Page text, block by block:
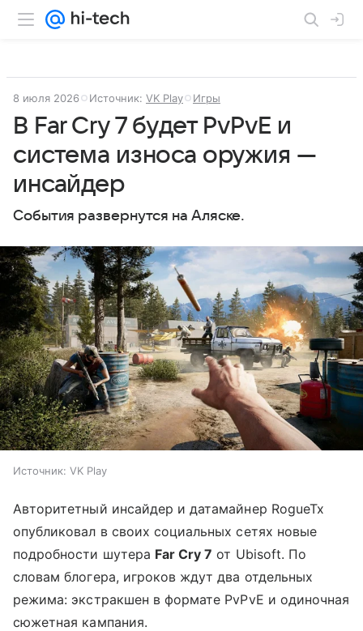
8 июля 2026 Источник: VK Play Игры
В Far Cry 7 будет PvPvE и
система износа оружия —
инсайдер
События развернутся на Аляске.
Источник: VK Play
Авторитетный инсайдер и датамайнер RogueTx
опубликовал в своих социальных сетях новые
подробности шутера Far Cry 7 от Ubisoft. По
словам блогера, игроков ждут два отдельных
режима: экстракшен в формате PvPvE и одиночная
сюжетная кампания.